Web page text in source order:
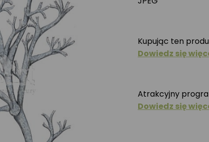
Kupując ten
Dowiedz się
Atrakcyjny
Dowiedz się